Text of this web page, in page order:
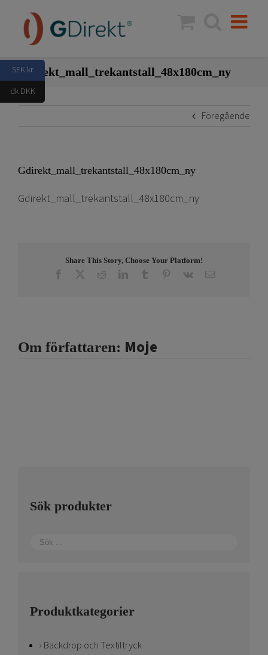
innehållet
Gdirekt_mall_trekantstall_48x180cm_ny
Föregående
Gdirekt_mall_trekantstall_48x180cm_ny
Gdirekt_mall_trekantstall_48x180cm_ny
Share This Story, Choose Your Platform!
Facebook RedditLinkedInTumblr Pinterest
Vk E-
Om författaren: Moje
Sök produkter
Produktkategorier
Backdrop och Textiltryck
SEK kr
dk DKK